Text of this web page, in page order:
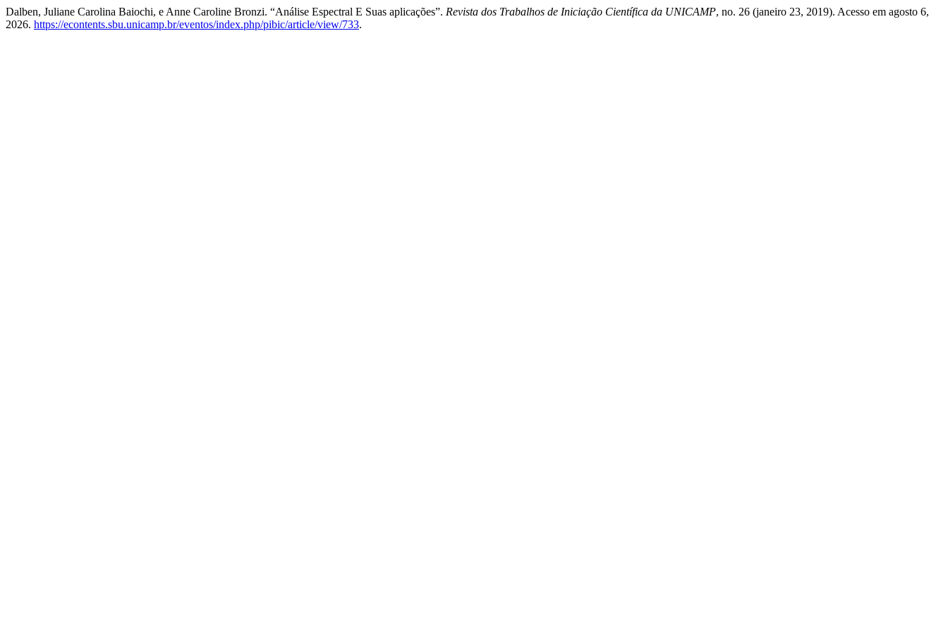
Dalben, Juliane Carolina Baiochi, e Anne Caroline Bronzi. “Análise Espectral E Suas aplicações”. Revista dos Trabalhos de Iniciação Científica da UNICAMP, no. 26 (janeiro 23, 2019). Acesso em agosto 6,
2026. https://econtents.sbu.unicamp.br/eventos/index.php/pibic/article/view/733.